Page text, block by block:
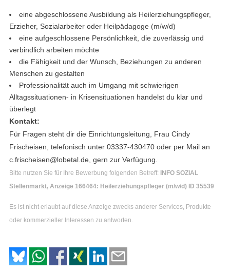
eine abgeschlossene Ausbildung als Heilerziehungspfleger,
Erzieher, Sozialarbeiter oder Heilpädagoge (m/w/d)
eine aufgeschlossene Persönlichkeit, die zuverlässig und
verbindlich arbeiten möchte
die Fähigkeit und der Wunsch, Beziehungen zu anderen
Menschen zu gestalten
Professionalität auch im Umgang mit schwierigen
Alltagssituationen- in Krisensituationen handelst du klar und
überlegt
Kontakt:
Für Fragen steht dir die Einrichtungsleitung, Frau Cindy
Frischeisen, telefonisch unter 03337-430470 oder per Mail an
c.frischeisen@lobetal.de, gern zur Verfügung.
Bitte nutzen Sie für Ihre Bewerbung folgenden Betreff:
INFO SOZIAL
Stellenmarkt, Anzeige 166464: Heilerziehungspfleger (m/w/d) ID 35539
Es ist nicht erlaubt auf diese Anzeige zwecks anderer Services, Produkte
oder kommerzieller Interessen zu antworten.